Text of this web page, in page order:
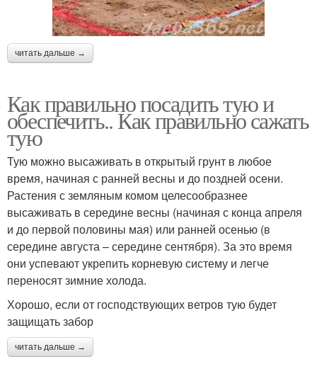
читать дальше →
Как правильно посадить тую и
обеспечить.. Как правильно сажать
тую
Тую можно высаживать в открытый грунт в любое
время, начиная с ранней весны и до поздней осени.
Растения с земляным комом целесообразнее
высаживать в середине весны (начиная с конца апреля
и до первой половины мая) или ранней осенью (в
середине августа – середине сентября). За это время
они успевают укрепить корневую систему и легче
переносят зимние холода.
Хорошо, если от господствующих ветров тую будет
защищать забор
читать дальше →